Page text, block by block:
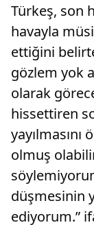
Türkeş, son
havayla
ettiğini
gözlem yok
olarak
hissettiren
yayılmasını
olmuş
düşmesinin
ediyorum.”